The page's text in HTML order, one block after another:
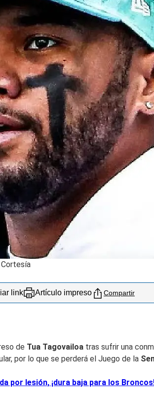
Cortesía
link Artículo impreso Compartir
de Tua Tagovailoa tras sufrir una
por lo que se perderá el Juego de la
por lesión, ¡dura baja para los